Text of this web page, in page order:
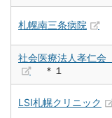
札幌南三条病院
社会医療法人孝仁
＊１
LSI札幌クリニック